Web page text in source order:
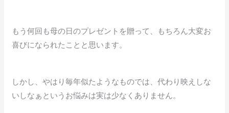
もう何回も母の日のプレゼントを贈って、もちろん大変お
喜びになられたことと思います。
しかし、やはり毎年似たようなものでは、代わり映えしな
いしなぁというお悩みは実は少なくありません。